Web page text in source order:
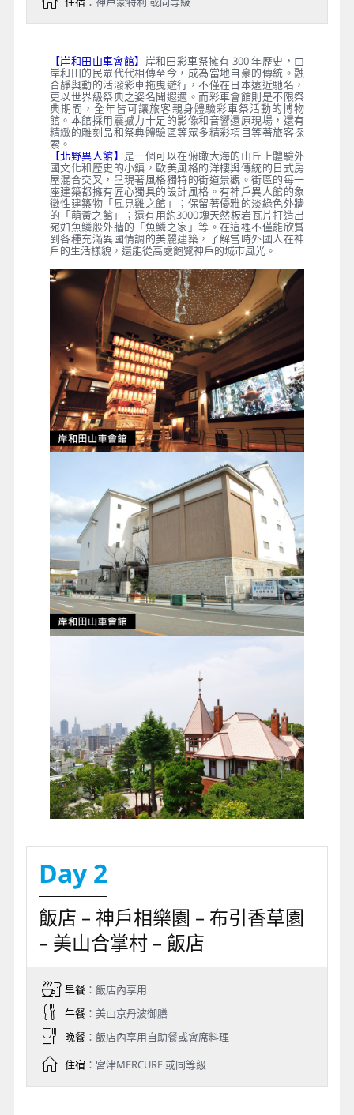
【岸和田山車會館】 岸和田彩車祭擁有 300 年歷史，由
岸和田的民眾代代相傳至今，成為當地自豪的傳統。融
合靜與動的活潑彩車拖曳遊行，不僅在日本遠近馳名，
更以世界級祭典之姿名聞遐邇。而彩車會館則是不限祭
典期間，全年皆可讓旅客親身體驗彩車祭活動的博物
館。本館採用震撼力十足的影像和音響還原現場，還有
精緻的雕刻品和祭典體驗區等眾多精彩項目等著旅客探
索。
【北野異人館】是一個可以在俯瞰大海的山丘上體驗外
國文化和歷史的小鎮，歐美風格的洋樓與傳統的日式房
屋混合交叉，呈現著風格獨特的街道景觀。街區的每一
座建築都擁有匠心獨具的設計風格。有神戶異人館的象
徵性建築物「風見雞之館」；保留著優雅的淡綠色外牆
的「萌黃之館」；還有用約3000塊天然板岩瓦片打造出
宛如魚鱗般外牆的「魚鱗之家」等。在這裡不僅能欣賞
到各種充滿異國情調的美麗建築，了解當時外國人在神
戶的生活樣貌，還能從高處飽覽神戶的城市風光。
Day 2
飯店 – 神戶相樂園 – 布引香草園
– 美山合掌村 – 飯店
早餐：飯店內享用
午餐：美山京丹波御膳
晚餐：飯店內享用自助餐或會席料理
住宿：宮津MERCURE 或同等級